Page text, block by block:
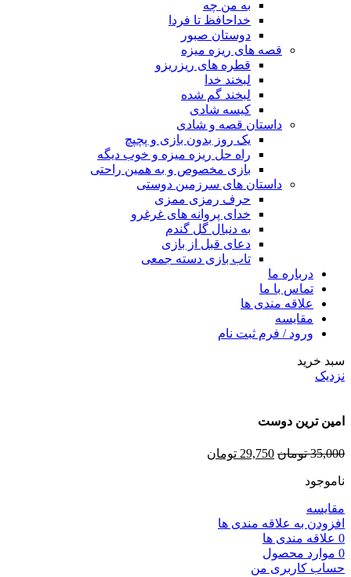
به من چه
خداحافظ تا فردا
دوستان صبور
قصه های ریزه میزه
قطره های ریزریزو
لبخند خدا
لبخند گم شده
کیسه شادی
داستان قصه و شادی
یک روز بدون بازی و پچپچ
راه حل ریزه میزه و خوب دیگه
بازی مخصوص و به همین راحتی
داستان های سرزمین دوستی
حرف رمزی ممزی
خدای پروانه های غرغرو
به دنبال گل گندم
دعای قبل از بازی
تاب بازی دسته جمعی
درباره ما
تماس با ما
علاقه مندی ها
مقایسه
ورود / فرم ثبت نام
سبد خرید
نزدیک
امین ترین دوست
35,000 تومان 29,750 تومان
ناموجود
مقایسه
افزودن به علاقه مندی ها
0 علاقه مندی ها
0 موارد محصول
حساب کاربری من